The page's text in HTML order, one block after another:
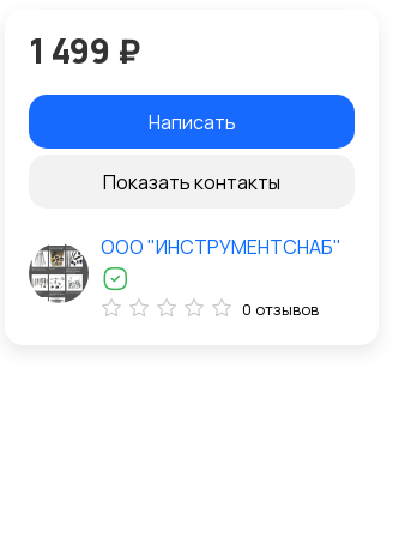
1 499 ₽
Написать
Показать контакты
ООО "ИНСТРУМЕНТСНАБ"
0 отзывов